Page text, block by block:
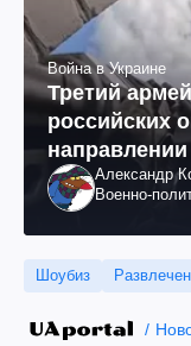
Война в Украине
Третий
российских
как этоАлександр
Военно-
Шоубиз